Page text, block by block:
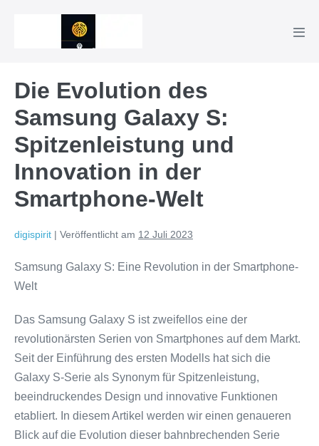
Die Evolution des
Samsung Galaxy S:
Spitzenleistung und
Innovation in der
Smartphone-Welt
digispirit | Veröffentlicht am 12 Juli 2023
Samsung Galaxy S: Eine Revolution in der Smartphone-
Welt
Das Samsung Galaxy S ist zweifellos eine der
revolutionärsten Serien von Smartphones auf dem Markt.
Seit der Einführung des ersten Modells hat sich die
Galaxy S-Serie als Synonym für Spitzenleistung,
beeindruckendes Design und innovative Funktionen
etabliert. In diesem Artikel werden wir einen genaueren
Blick auf die Evolution dieser bahnbrechenden Serie